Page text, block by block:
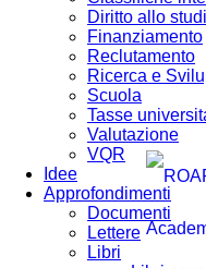
Diritto allo
Finanziamento
Reclutamento
Ricerca e
Scuola
Tasse
Valutazione
VQR
Idee
Approfondimenti
Documenti
Lettere
Libri